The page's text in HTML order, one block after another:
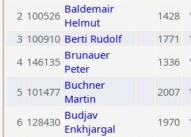
2 100526 Baldemair
Helmut
1428
3 100910 Berti Rudolf 1771
4 146135 Brunauer
Peter
1336
5 101477 Buchner
Martin
2007
6 128430 Budjav
Enkhjargal
1970